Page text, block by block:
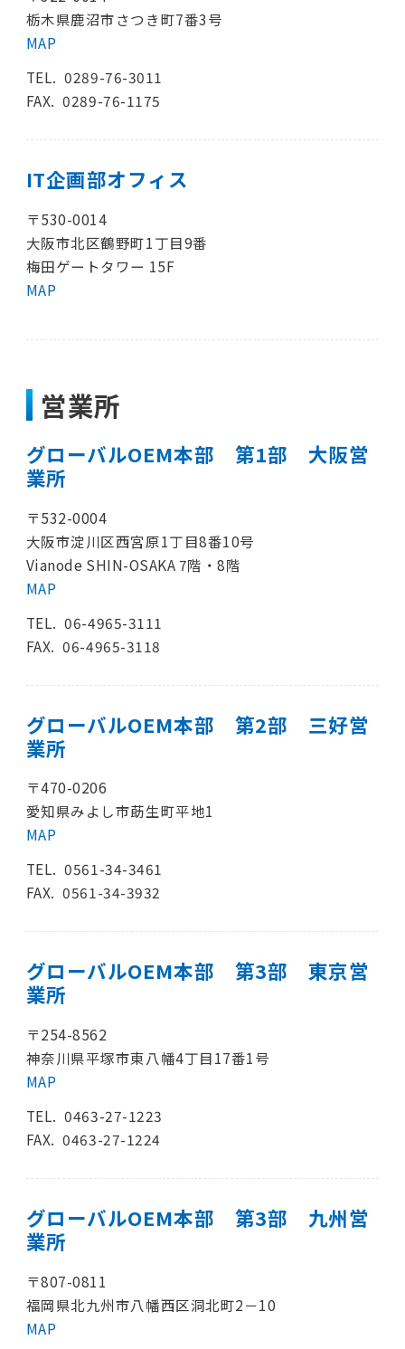
栃木県鹿沼市さつき町7番3号
MAP
TEL.0289-76-3011
FAX. 0289-76-1175
IT企画部オフィス
〒530-0014
大阪市北区鶴野町1丁目9番
梅田ゲートタワー 15F
MAP
営業所
グローバルOEM本部 第1部 大阪営
業所
〒532-0004
大阪市淀川区西宮原1丁目8番10号
Vianode SHIN-OSAKA 7階・8階
MAP
TEL.06-4965-3111
FAX. 06-4965-3118
グローバルOEM本部 第2部 三好営
業所
〒470-0206
愛知県みよし市莇生町平地1
MAP
TEL.0561-34-3461
FAX. 0561-34-3932
グローバルOEM本部 第3部 東京営
業所
〒254-8562
神奈川県平塚市東八幡4丁目17番1号
MAP
TEL.0463-27-1223
FAX. 0463-27-1224
グローバルOEM本部 第3部 九州営
業所
〒807-0811
福岡県北九州市八幡西区洞北町2－10
MAP